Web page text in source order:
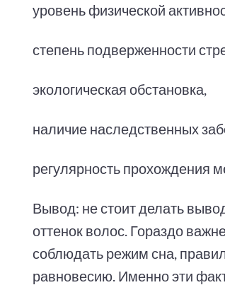
уровень физической
степень подверженности
экологическая обстановка,
наличие наследственных
регулярность прохождения
Вывод: не стоит делать
оттенок волос. Гораздо
соблюдать режим сна,
равновесию. Именно эти